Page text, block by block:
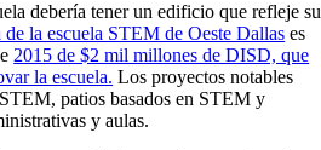
debería tener un edificio que refleje su
la escuela STEM de Oeste Dallas es
2015 de $2 mil millones de DISD, que
la escuela. Los proyectos notables
patios basados ​​en STEM y
y aulas.